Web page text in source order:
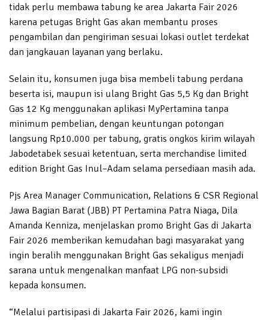
tidak perlu membawa tabung ke area Jakarta Fair 2026
karena petugas Bright Gas akan membantu proses
pengambilan dan pengiriman sesuai lokasi outlet terdekat
dan jangkauan layanan yang berlaku.
Selain itu, konsumen juga bisa membeli tabung perdana
beserta isi, maupun isi ulang Bright Gas 5,5 Kg dan Bright
Gas 12 Kg menggunakan aplikasi MyPertamina tanpa
minimum pembelian, dengan keuntungan potongan
langsung Rp10.000 per tabung, gratis ongkos kirim wilayah
Jabodetabek sesuai ketentuan, serta merchandise limited
edition Bright Gas Inul–Adam selama persediaan masih ada.
Pjs Area Manager Communication, Relations & CSR Regional
Jawa Bagian Barat (JBB) PT Pertamina Patra Niaga, Dila
Amanda Kenniza, menjelaskan promo Bright Gas di Jakarta
Fair 2026 memberikan kemudahan bagi masyarakat yang
ingin beralih menggunakan Bright Gas sekaligus menjadi
sarana untuk mengenalkan manfaat LPG non-subsidi
kepada konsumen.
“Melalui partisipasi di Jakarta Fair 2026, kami ingin